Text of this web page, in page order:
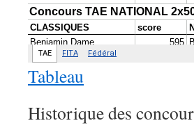
Tableau
Historique des